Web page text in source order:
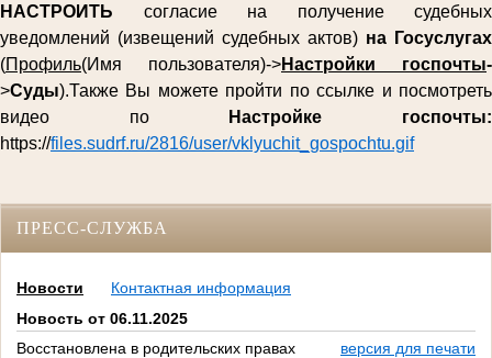
НАСТРОИТЬ согласие на получение судебных
уведомлений (извещений судебных актов) на Госуслугах
(Профиль(Имя пользователя)->Настройки госпочты-
>Суды).Также Вы можете пройти по ссылке и посмотреть
видео по
Настройке госпочты:
https://files.sudrf.ru/2816/user/vklyuchit_gospochtu.gif
ПРЕСС-СЛУЖБА
Новости
Контактная информация
Новость от 06.11.2025
Восстановлена в родительских правах
версия для печати